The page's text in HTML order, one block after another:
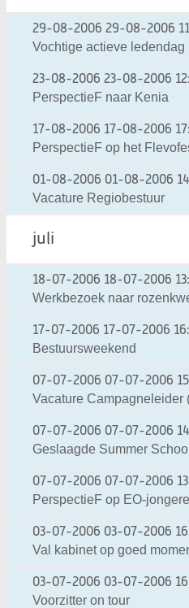
29-08-2006 29-08-2006
Vochtige actieve ledendag
23-08-2006 23-08-2006
PerspectieF naar Kenia
17-08-2006 17-08-2006
PerspectieF op het
01-08-2006 01-08-2006
Vacature Regiobestuur
juli
18-07-2006 18-07-2006
Werkbezoek naar
17-07-2006 17-07-2006
Bestuursweekend
07-07-2006 07-07-2006
Vacature Campagneleider
07-07-2006 07-07-2006
Geslaagde Summer
07-07-2006 07-07-2006
PerspectieF op EO-
03-07-2006 03-07-2006
Val kabinet op goed
03-07-2006 03-07-2006
Voorzitter on tour